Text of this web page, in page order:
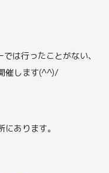
は行ったことがない、
催します(^^)/
あります。